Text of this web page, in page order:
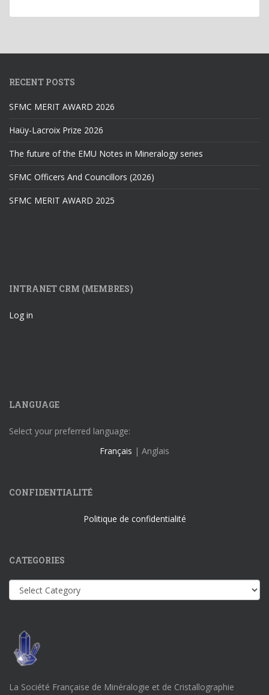
RECENT POSTS
SFMC MERIT AWARD 2026
Haüy-Lacroix Prize 2026
The future of the EMU Notes in Mineralogy series
SFMC Officers And Councillors (2026)
SFMC MERIT AWARD 2025
INTRANET CRM (MEMBRES)
Log in
LANGUAGE
Select your preferred language:
Français | Anglais
CONFIDENTIALITÉ
Politique de confidentialité
CATEGORIES
Categories
La Société Française de Minéralogie et de Cristallographie